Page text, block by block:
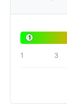
1
1 3